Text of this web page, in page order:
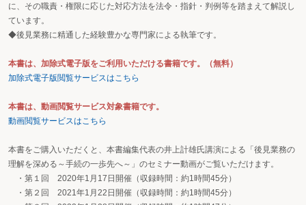
に、その職責・権限に応じた対応方法を法令・指針・判例等を踏まえて解説し
ています。
◆後見業務に精通した経験豊かな専門家による執筆です。
本書は、加除式電子版をご利用いただける書籍です。（無料）
加除式電子版閲覧サービスはこちら
本書は、動画閲覧サービス対象書籍です。
動画閲覧サービスはこちら
本書をご購入いただくと、本書編集代表の井上計雄氏講演による「後見業務の
理解を深める～手続の一歩先へ～」のセミナー動画がご覧いただけます。
・第１回 2020年1月17日開催（収録時間：約1時間45分）
・第２回 2021年1月22日開催（収録時間：約1時間45分）